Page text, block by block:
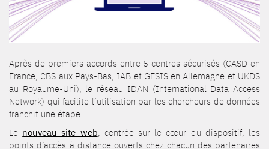
Après de premiers accords entre 5 centres sécurisés (CASD en
France, CBS aux Pays-Bas, IAB et GESIS en Allemagne et UKDS
au Royaume-Uni), le réseau IDAN (International Data Access
Network) qui facilite l’utilisation par les chercheurs de données
franchit une étape.
Le nouveau site web, centrée sur le cœur du dispositif, les
points d’accès à distance ouverts chez chacun des partenaires